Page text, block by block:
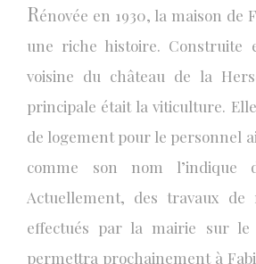
Rénovée en 1930, la maison de
une riche histoire. Construite
voisine du château de la
principale était la viticulture.
de logement pour le personnel
comme son nom
Actuellement, des travaux de
effectués par la mairie sur le
permettra prochainement à